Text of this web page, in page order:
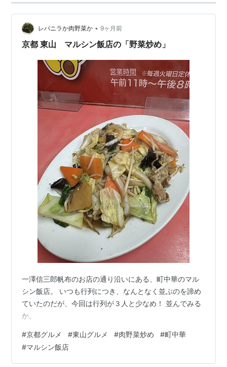
レバニラか肉野菜か • 9ヶ月前
京都 東山 マルシン飯店の「野菜炒め」
一澤信三郎帆布のお店の通り沿いにある、町中華のマル
シン飯店。 いつも行列につき、なんとなく並ぶのを諦め
ていたのだが、今回は行列が３人と少なめ！ 並んでみる
か。
#京都グルメ #東山グルメ #肉野菜炒め #町中華
#マルシン飯店